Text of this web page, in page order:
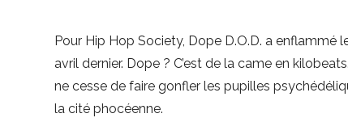
Pour Hip Hop Society, Dope D.O.D. a enflammé
avril dernier. Dope ? C’est de la came en
ne cesse de faire gonfler les pupilles
la cité phocéenne.